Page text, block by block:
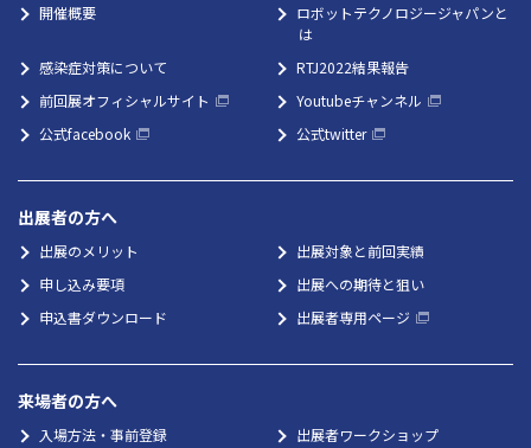
開催概要
ロボットテクノロジージャパンと
は
感染症対策について
RTJ2022結果報告
前回展オフィシャルサイト
Youtubeチャンネル
公式facebook
公式twitter
出展者の方へ
出展のメリット
出展対象と前回実績
申し込み要項
出展への期待と狙い
申込書ダウンロード
出展者専用ページ
来場者の方へ
入場方法・事前登録 出展者ワークショップ